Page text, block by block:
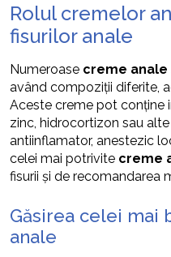
Rolul cremelor
fisurilor anale
Numeroase creme anale
având compoziții diferite,
Aceste creme pot conține
zinc, hidrocortizon sau
antiinflamator, anestezic
celei mai potrivite creme
fisurii și de recomandarea
Găsirea celei mai
anale